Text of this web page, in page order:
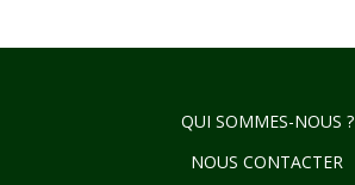
QUI SOMMES-NOUS ?
NOUS CONTACTER